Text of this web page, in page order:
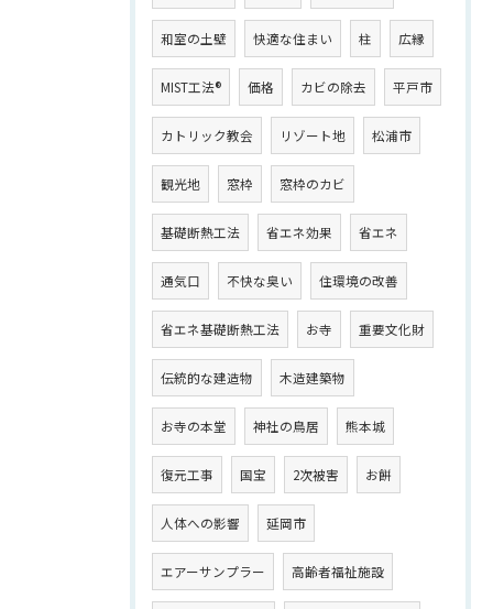
和室の土壁 快適な住まい 柱 広縁
MIST工法® 価格 カビの除去 平戸市
カトリック教会 リゾート地 松浦市
観光地 窓枠 窓枠のカビ
基礎断熱工法 省エネ効果 省エネ
通気口 不快な臭い 住環境の改善
省エネ基礎断熱工法 お寺 重要文化財
伝統的な建造物 木造建築物
お寺の本堂 神社の鳥居 熊本城
復元工事 国宝 2次被害 お餅
人体への影響 延岡市
エアーサンプラー 高齢者福祉施設